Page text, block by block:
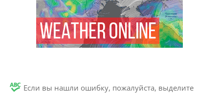
Если вы нашли ошибку, пожалуйста, выделите